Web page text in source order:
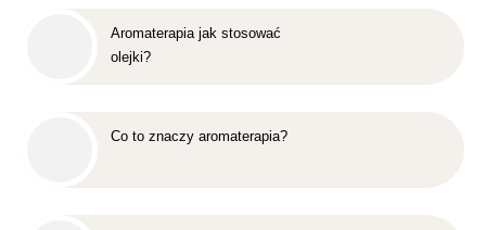
Aromaterapia jak stosować
olejki?
Co to znaczy aromaterapia?